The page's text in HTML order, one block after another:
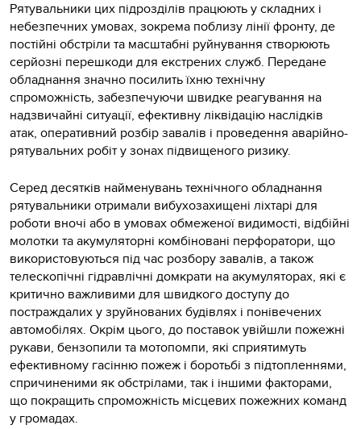
Рятувальники цих підрозділів працюють у складних і
небезпечних умовах, зокрема поблизу лінії фронту, де
постійні обстріли та масштабні руйнування створюють
серйозні перешкоди для екстрених служб. Передане
обладнання значно посилить їхню технічну
спроможність, забезпечуючи швидке реагування на
надзвичайні ситуації, ефективну ліквідацію наслідків
атак, оперативний розбір завалів і проведення аварійно-
рятувальних робіт у зонах підвищеного ризику.
Серед десятків найменувань технічного обладнання
рятувальники отримали вибухозахищені ліхтарі для
роботи вночі або в умовах обмеженої видимості, відбійні
молотки та акумуляторні комбіновані перфоратори, що
використовуються під час розбору завалів, а також
телескопічні гідравлічні домкрати на акумуляторах, які є
критично важливими для швидкого доступу до
постраждалих у зруйнованих будівлях і понівечених
автомобілях. Окрім цього, до поставок увійшли пожежні
рукави, бензопили та мотопомпи, які сприятимуть
ефективному гасінню пожеж і боротьбі з підтопленнями,
спричиненими як обстрілами, так і іншими факторами,
що покращить спроможність місцевих пожежних команд
у громадах.